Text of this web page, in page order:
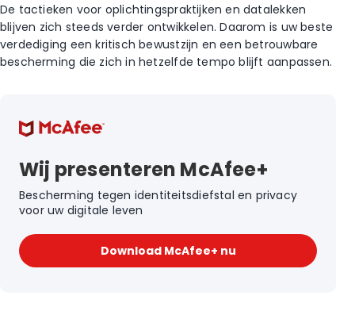
De tactieken voor oplichtingspraktijken en datalekken
blijven zich steeds verder ontwikkelen. Daarom is uw beste
verdediging een kritisch bewustzijn en een betrouwbare
bescherming die zich in hetzelfde tempo blijft aanpassen.
Wij presenteren McAfee+
Bescherming tegen identiteitsdiefstal en privacy
voor uw digitale leven
Download McAfee+ nu